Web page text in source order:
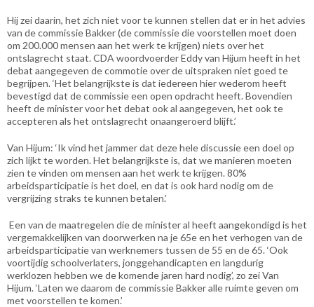
Hij zei daarin, het zich niet voor te kunnen stellen dat er in het advies
van de commissie Bakker (de commissie die voorstellen moet doen
om 200.000 mensen aan het werk te krijgen) niets over het
ontslagrecht staat. CDA woordvoerder Eddy van Hijum heeft in het
debat aangegeven de commotie over de uitspraken niet goed te
begrijpen. ‘Het belangrijkste is dat iedereen hier wederom heeft
bevestigd dat de commissie een open opdracht heeft. Bovendien
heeft de minister voor het debat ook al aangegeven, het ook te
accepteren als het ontslagrecht onaangeroerd blijft.’
Van Hijum: ‘Ik vind het jammer dat deze hele discussie een doel op
zich lijkt te worden. Het belangrijkste is, dat we manieren moeten
zien te vinden om mensen aan het werk te krijgen. 80%
arbeidsparticipatie is het doel, en dat is ook hard nodig om de
vergrijzing straks te kunnen betalen.’
Een van de maatregelen die de minister al heeft aangekondigd is het
vergemakkelijken van doorwerken na je 65e en het verhogen van de
arbeidsparticipatie van werknemers tussen de 55 en de 65. ‘Ook
voortijdig schoolverlaters, jonggehandicapten en langdurig
werklozen hebben we de komende jaren hard nodig’, zo zei Van
Hijum. ‘Laten we daarom de commissie Bakker alle ruimte geven om
met voorstellen te komen.’